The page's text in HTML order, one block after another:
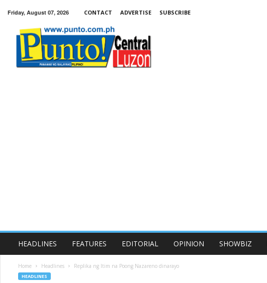
Friday, August 07, 2026 CONTACT ADVERTISE SUBSCRIBE
Central
HEADLINES FEATURES EDITORIAL OPINION SHOWBIZ
Home Headlines Replika ng Itim na Poong Nazareno dinarayo
HEADLINES